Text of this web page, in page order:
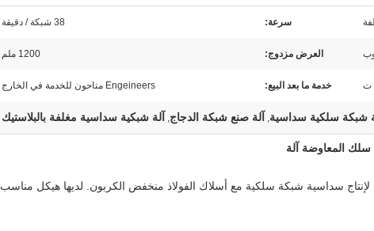
سرعة: 38 شبكة / دقيقة
العرض مزدوج: 1200 ملم
خدمة ما بعد البيع: Engeineers متاحون للخدمة في الخارج
شبكة سلكية سداسية, آلة صنع شبكة الدجاج, آلة شبكية سداسية مغلفة بالبلاستيك
سلك المعاوضة آلة
سداسية شبكة سلكية مع أسلاك الفولاذ منخفض الكربون. لديها هيكل مناسب